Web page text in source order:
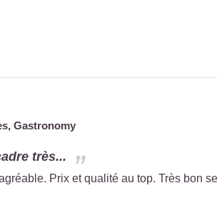
Gastronomy
très...
Prix et qualité au top. Très bon